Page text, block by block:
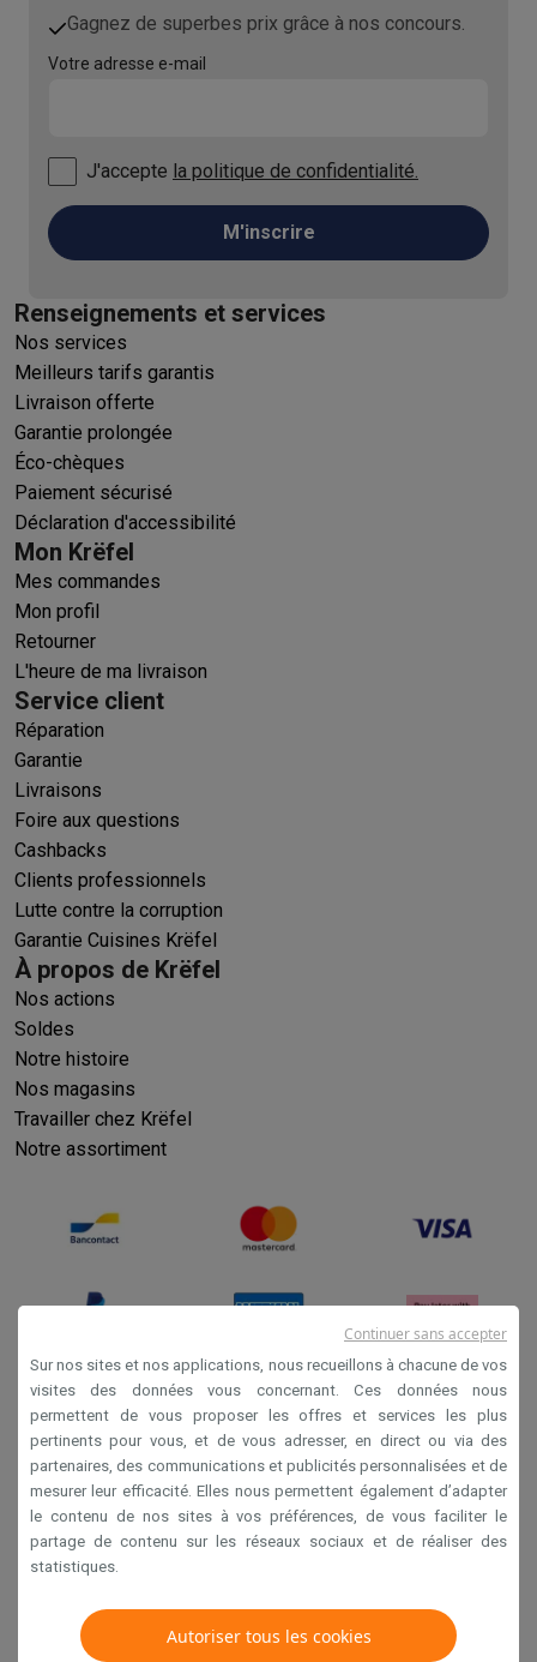
Gagnez de superbes prix grâce à nos concours.
Votre adresse e-mail
J'accepte la politique de confidentialité.
M'inscrire
Renseignements et services
Nos services
Meilleurs tarifs garantis
Livraison offerte
Garantie prolongée
Éco-chèques
Paiement sécurisé
Déclaration d'accessibilité
Mon Krëfel
Mes commandes
Mon profil
Retourner
L'heure de ma livraison
Service client
Réparation
Garantie
Livraisons
Foire aux questions
Cashbacks
Clients professionnels
Lutte contre la corruption
Garantie Cuisines Krëfel
À propos de Krëfel
Nos actions
Soldes
Notre histoire
Nos magasins
Travailler chez Krëfel
Notre assortiment
Conditions générales de vente
Privacy
Disclaimer
Cookies
Krëfel NV - Steenstraat 44 - Industriezone 4 "T Sas",
1851 Humbeek, België
Sur nos sites et nos applications, nous recueillons à chacune de vos
visites des données vous concernant. Ces données nous
permettent de vous proposer les offres et services les plus
pertinents pour vous, et de vous adresser, en direct ou via des
partenaires, des communications et publicités personnalisées et de
mesurer leur efficacité. Elles nous permettent également d’adapter
le contenu de nos sites à vos préférences, de vous faciliter le
partage de contenu sur les réseaux sociaux et de réaliser des
statistiques.
Autoriser tous les cookies
Continuer sans accepter